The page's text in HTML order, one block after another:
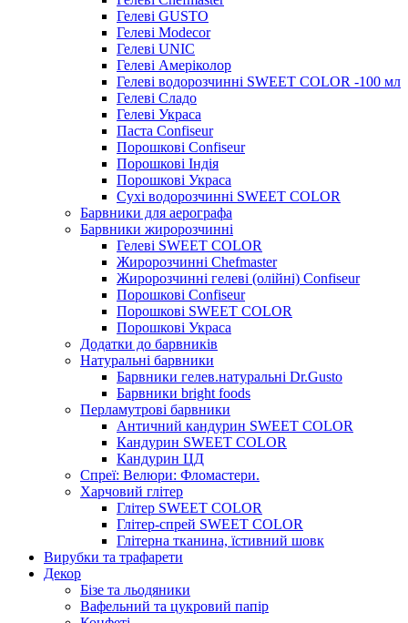
Гелеві GUSTO
Гелеві Modecor
Гелеві UNIC
Гелеві Амеріколор
Гелеві водорозчинні SWEET COLOR -100 мл
Гелеві Сладо
Гелеві Украса
Паста Confiseur
Порошкові Confiseur
Порошкові Індія
Порошкові Украса
Сухі водорозчинні SWEET COLOR
Барвники для аерографа
Барвники жиророзчинні
Гелеві SWEET COLOR
Жиророзчинні Chefmaster
Жиророзчинні гелеві (олійні) Confiseur
Порошкові Confiseur
Порошкові SWEET COLOR
Порошкові Украса
Додатки до барвників
Натуральні барвники
Барвники гелев.натуральні Dr.Gusto
Барвники bright foods
Перламутрові барвники
Античний кандурин SWEET COLOR
Кандурин SWEET COLOR
Кандурин ЦД
Спреї: Велюри: Фломастери.
Харчовий глітер
Глітер SWEET COLOR
Глітер-спрей SWEET COLOR
Глітерна тканина, їстивний шовк
Вирубки та трафарети
Декор
Бізе та льодяники
Вафельний та цукровий папір